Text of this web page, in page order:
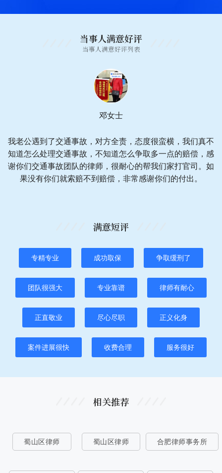
当事人满意好评
当事人满意好评列表
我老公遇到了交通事故，对方全责，态度很蛮横，我们真不
知道怎么处理交通事故，不知道怎么争取多一点的赔偿，感
谢你们交通事故团队的律师，很耐心的帮我们家打官司。如
果没有你们就索赔不到赔偿，非常感谢你们的付出。
邓女士
满意短评
专精专业 成功取保 争取缓刑了
团队很强大 专业靠谱 律师有耐心
正直敬业 尽心尽职 正义化身
案件进展很快 收费合理 服务很好
相关推荐
蜀山区律师 蜀山区律师 合肥律师事务所